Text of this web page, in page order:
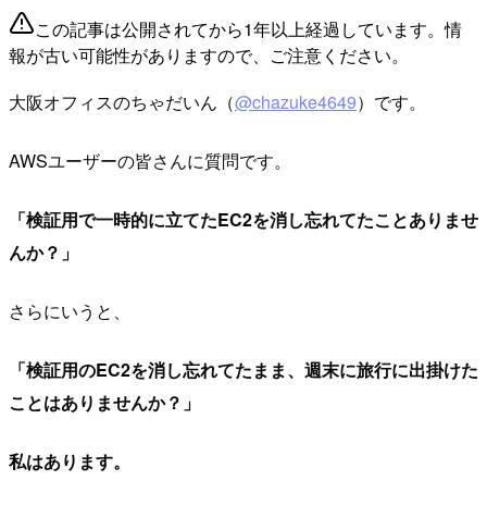
この記事は公開されてから1年以上経過しています。情
報が古い可能性がありますので、ご注意ください。
大阪オフィスのちゃだいん（@chazuke4649）です。
AWSユーザーの皆さんに質問です。
「検証用で一時的に立てたEC2を消し忘れてたことありませ
んか？」
さらにいうと、
「検証用のEC2を消し忘れてたまま、週末に旅行に出掛けた
ことはありませんか？」
私はあります。